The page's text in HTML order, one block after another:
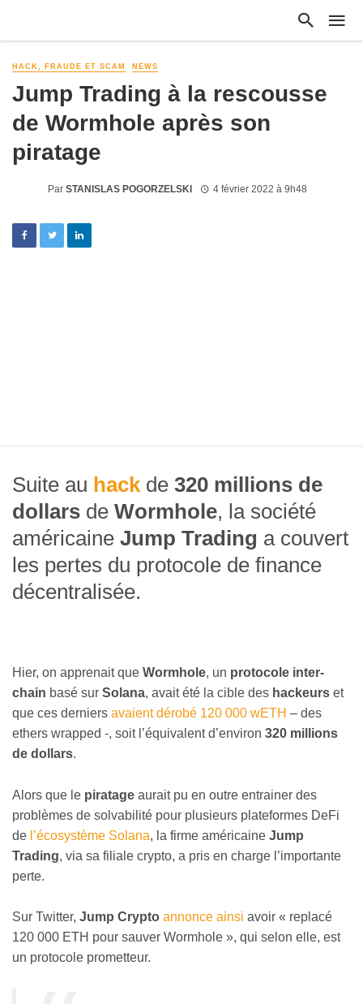
HACK, FRAUDE ET SCAM NEWS
Jump Trading à la rescousse
de Wormhole après son
piratage
Par STANISLAS POGORZELSKI 4 février 2022 à 9h48
Suite au hack de 320 millions de
dollars de Wormhole, la société
américaine Jump Trading a couvert
les pertes du protocole de finance
décentralisée.
Hier, on apprenait que Wormhole, un protocole inter-
chain basé sur Solana, avait été la cible des hackeurs et
que ces derniers avaient dérobé 120 000 wETH – des
ethers wrapped -, soit l’équivalent d’environ 320 millions
de dollars.
Alors que le piratage aurait pu en outre entrainer des
problèmes de solvabilité pour plusieurs plateformes DeFi
de l’écosystème Solana, la firme américaine Jump
Trading, via sa filiale crypto, a pris en charge l’importante
perte.
Sur Twitter, Jump Crypto annonce ainsi avoir « replacé
120 000 ETH pour sauver Wormhole », qui selon elle, est
un protocole prometteur.